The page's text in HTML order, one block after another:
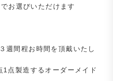
お選びいただけます
週間程お時間を頂戴いたし
1点製造するオーダーメイド